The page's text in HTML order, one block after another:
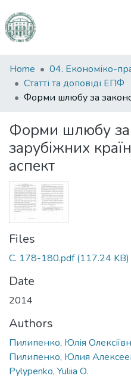
Communities
&
Collections
Statistics
Home
Статті та доповіді ЕПФ
Форми шлюбу за
зарубіжних
аспект
Files
С. 178-180.pdf(117.24 KB)
Date
2014
Authors
Пилипенко, Юлія
Пилипенко, Юлия
Pylypenko, Yuliia O.